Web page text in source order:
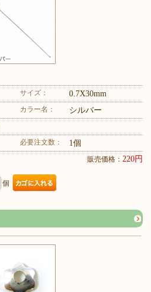
サイズ： 0.7X30mm
カラー名： シルバー
必要注文数： 1個
販売価格： 220円
個